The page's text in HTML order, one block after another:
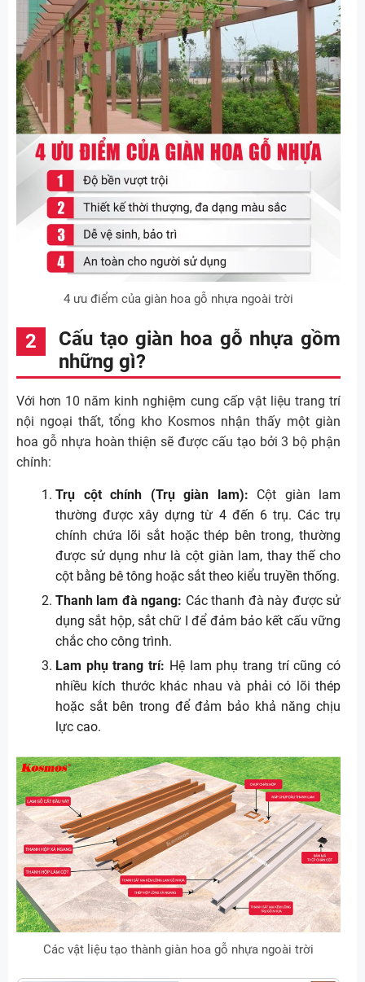
4 ưu điểm của giàn hoa gỗ nhựa ngoài trời
Cấu tạo giàn hoa gỗ nhựa gồm
những gì?
Với hơn 10 năm kinh nghiệm cung cấp vật liệu trang trí
nội ngoại thất, tổng kho Kosmos nhận thấy một giàn
hoa gỗ nhựa hoàn thiện sẽ được cấu tạo bởi 3 bộ phận
chính:
Trụ cột chính (Trụ giàn lam): Cột giàn lam
thường được xây dựng từ 4 đến 6 trụ. Các trụ
chính chứa lõi sắt hoặc thép bên trong, thường
được sử dụng như là cột giàn lam, thay thế cho
cột bằng bê tông hoặc sắt theo kiểu truyền thống.
Thanh lam đà ngang: Các thanh đà này được sử
dụng sắt hộp, sắt chữ I để đảm bảo kết cấu vững
chắc cho công trình.
Lam phụ trang trí: Hệ lam phụ trang trí cũng có
nhiều kích thước khác nhau và phải có lõi thép
hoặc sắt bên trong để đảm bảo khả năng chịu
lực cao.
Các vật liệu tạo thành giàn hoa gỗ nhựa ngoài trời